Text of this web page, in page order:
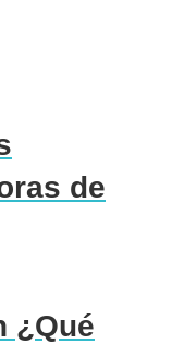
de
¿Qué